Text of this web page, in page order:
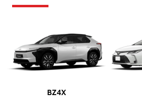
BZ4X